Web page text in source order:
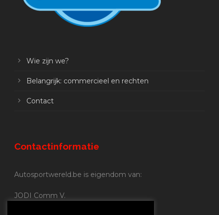
Wie zijn we?
Belangrijk: commercieel en rechten
Contact
Contactinformatie
Autosportwereld.be is eigendom van:
JODI Comm V.